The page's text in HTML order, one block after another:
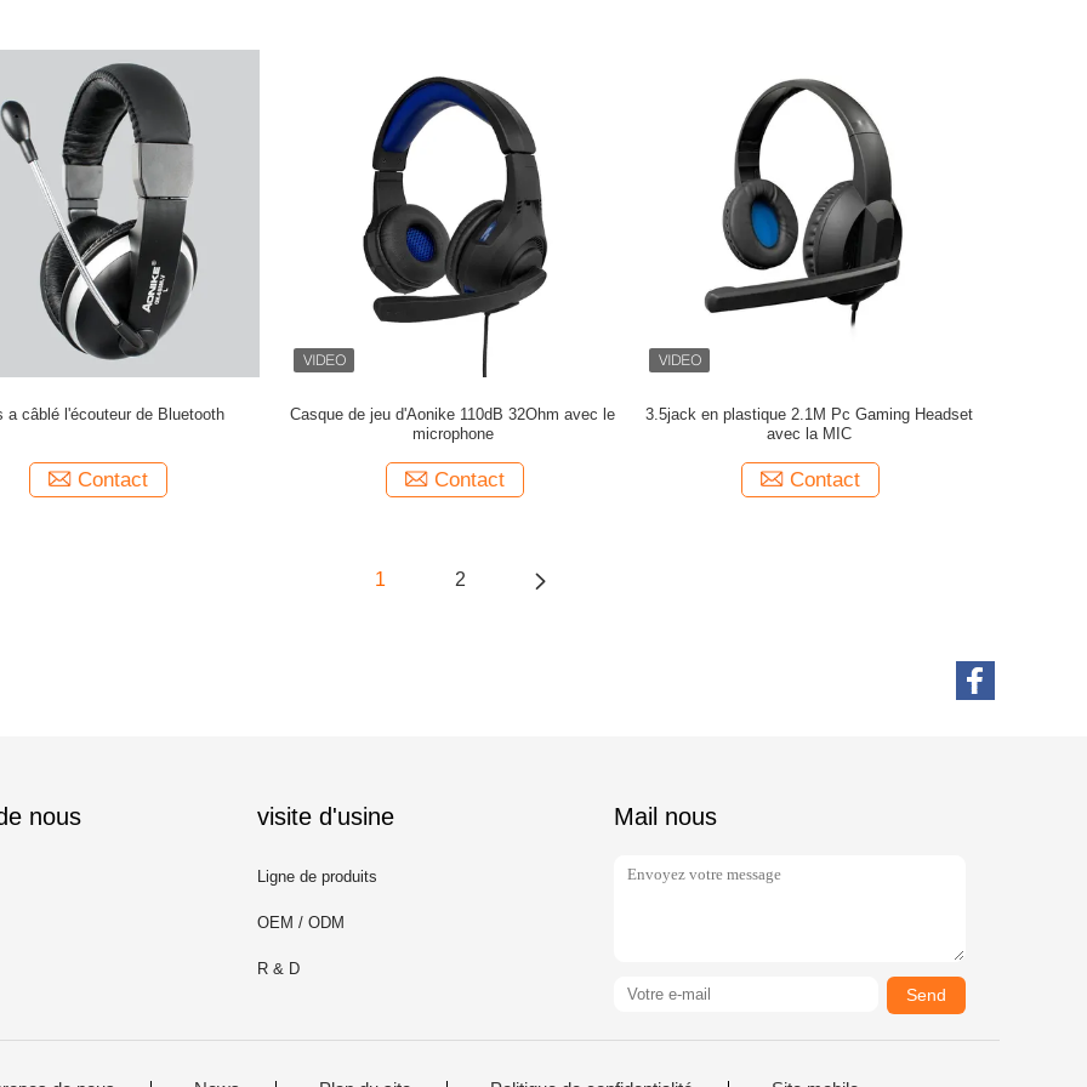
a câblé l'écouteur de Bluetooth
Contact
Casque de jeu d'Aonike 110dB 32Ohm avec le
microphone
Contact
3.5jack en plastique 2.1M Pc Gaming Headset
avec la MIC
Contact
1 2
nous visite d'usine
Ligne de produits
OEM / ODM
R & D
Mail nous
Send